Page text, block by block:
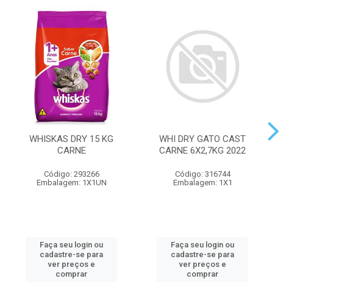
WHISKAS DRY 15 KG
CARNE
Código: 293266
Embalagem: 1X1UN
Faça seu login ou
cadastre-se para
ver preços e
comprar
WHI DRY GATO CAST
CARNE 6X2,7KG 2022
Código: 316744
Embalagem: 1X1
Faça seu login ou
cadastre-se para
ver preços e
comprar